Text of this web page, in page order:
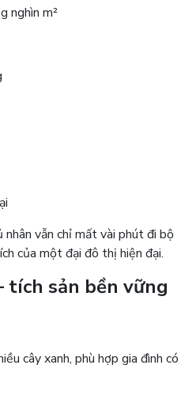
nghìn m²
nhân vẫn chỉ mất vài phút đi bộ
của một đại đô thị hiện đại.
tích sản bền vững
cây xanh, phù hợp gia đình có